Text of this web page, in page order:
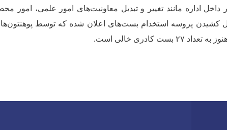
اداره مانند تغییر و تبدیل معاونیت‌های امور علمی، امور
کشیدن پروسه استخدام بست‌های اعلان شده که توسط
کادری خالی است.